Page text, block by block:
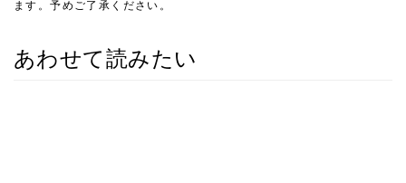
ます。予めご了承ください。
あわせて読みたい